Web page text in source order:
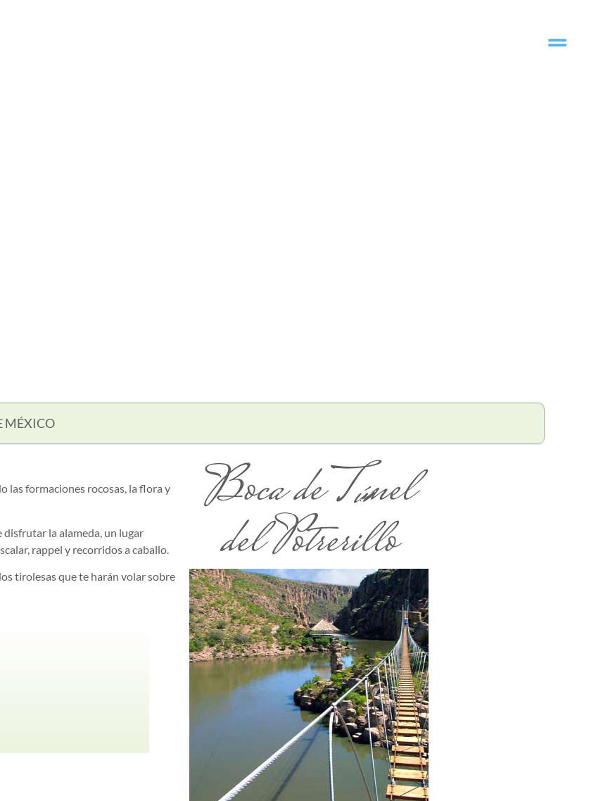
MÉXICO
las formaciones rocosas, la flora y
disfrutar la alameda, un lugar
rappel y recorridos a caballo.
tirolesas que te harán volar sobre
Boca de Túnel
del Potrerillo